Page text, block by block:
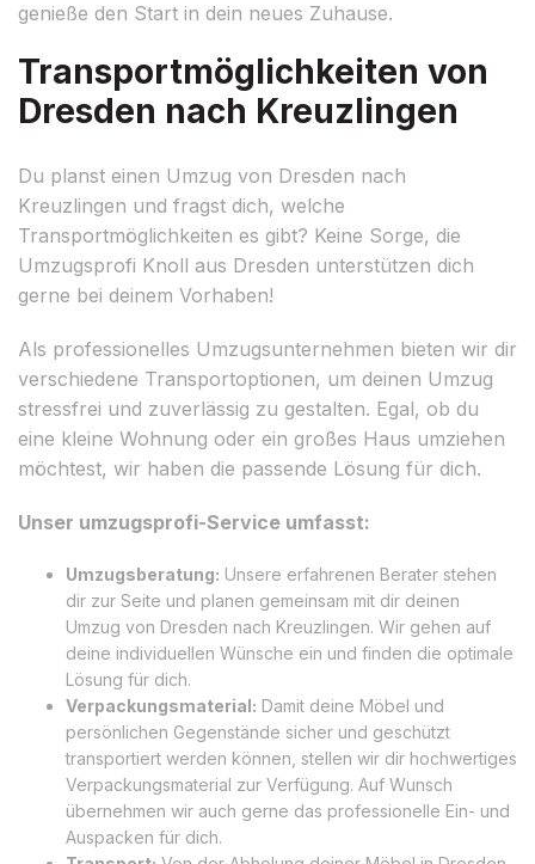
genieße den Start in dein neues Zuhause.
Transportmöglichkeiten von
Dresden nach Kreuzlingen
Du planst einen Umzug von Dresden nach
Kreuzlingen und fragst dich, welche
Transportmöglichkeiten es gibt? Keine Sorge, die
Umzugsprofi Knoll aus Dresden unterstützen dich
gerne bei deinem Vorhaben!
Als professionelles Umzugsunternehmen bieten wir dir
verschiedene Transportoptionen, um deinen Umzug
stressfrei und zuverlässig zu gestalten. Egal, ob du
eine kleine Wohnung oder ein großes Haus umziehen
möchtest, wir haben die passende Lösung für dich.
Unser umzugsprofi-Service umfasst:
Umzugsberatung: Unsere erfahrenen Berater stehen
dir zur Seite und planen gemeinsam mit dir deinen
Umzug von Dresden nach Kreuzlingen. Wir gehen auf
deine individuellen Wünsche ein und finden die optimale
Lösung für dich.
Verpackungsmaterial: Damit deine Möbel und
persönlichen Gegenstände sicher und geschützt
transportiert werden können, stellen wir dir hochwertiges
Verpackungsmaterial zur Verfügung. Auf Wunsch
übernehmen wir auch gerne das professionelle Ein- und
Auspacken für dich.